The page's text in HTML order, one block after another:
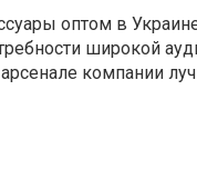
оптом в
широкой
компании